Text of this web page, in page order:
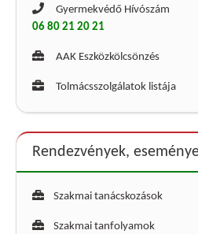
Gyermekvédő Hívószám
06 80 21 20 21
AAK Eszközkölcsönzés
Tolmácsszolgálatok listája
Rendezvények,
Szakmai tanácskozások
Szakmai tanfolyamok